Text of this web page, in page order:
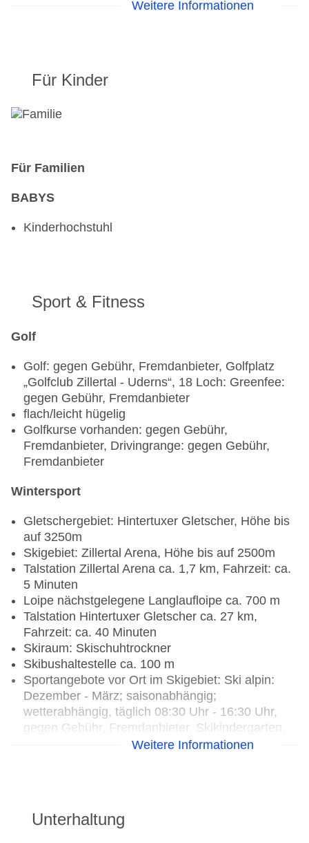
(Tischwein Rot oder Weiß, Zillertal Bier Pils vom
Weitere Informationen
Für Kinder
Für Familien
BABYS
Kinderhochstuhl
Sport & Fitness
Golf
Golf: gegen Gebühr, Fremdanbieter, Golfplatz
„Golfclub Zillertal - Uderns“, 18 Loch: Greenfee:
gegen Gebühr, Fremdanbieter
flach/leicht hügelig
Golfkurse vorhanden: gegen Gebühr,
Fremdanbieter, Drivingrange: gegen Gebühr,
Fremdanbieter
Wintersport
Gletschergebiet: Hintertuxer Gletscher, Höhe bis
auf 3250m
Skigebiet: Zillertal Arena, Höhe bis auf 2500m
Talstation Zillertal Arena ca. 1,7 km, Fahrzeit: ca.
5 Minuten
Loipe nächstgelegene Langlaufloipe ca. 700 m
Talstation Hintertuxer Gletscher ca. 27 km,
Fahrzeit: ca. 40 Minuten
Skiraum: Skischuhtrockner
Skibushaltestelle ca. 100 m
Sportangebote vor Ort im Skigebiet: Ski alpin:
Dezember - März; saisonabhängig;
wetterabhängig, täglich 08:30 Uhr - 16:30 Uhr,
gegen Gebühr, Fremdanbieter, Skikindergarten,
Skilanglauf: Dezember - März; wetterabhängig,
Weitere Informationen
Unterhaltung